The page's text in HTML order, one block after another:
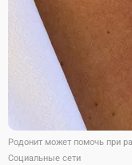
Родонит может помочь при
Социальные сети